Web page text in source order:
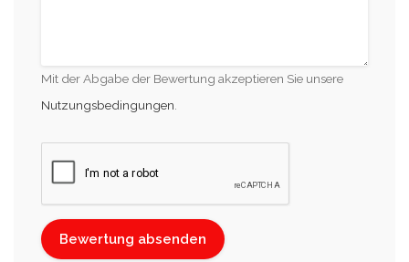
Mit der Abgabe der Bewertung akzeptieren Sie unsere
Nutzungsbedingungen